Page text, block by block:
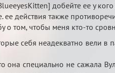
добейте ее у кого
действия также
о том, чтобы меня кто-то
себя неадекватно вели в
специально не сажала